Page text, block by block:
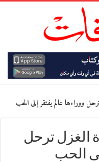
ووراءها عالم يفتقر إلى الحب
الغزل ترحل
الحب